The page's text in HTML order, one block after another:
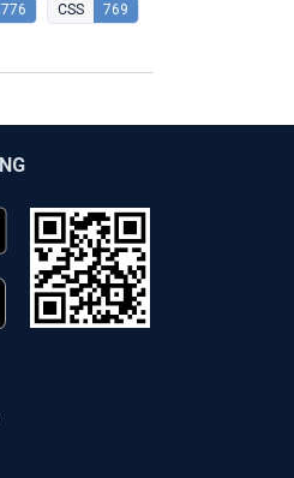
776 CSS 769